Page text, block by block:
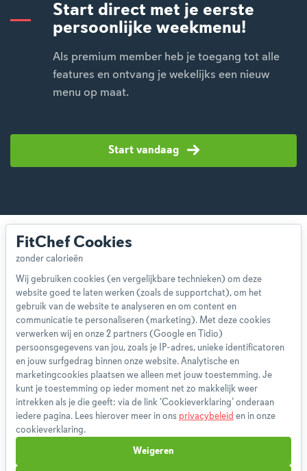
Start direct met je eerste
persoonlijke weekmenu!
Als premium member heb je toegang tot alle
features en ontvang je wekelijks een nieuw
menu op maat.
Start vandaag
Over ons
Team
App
Blog
Disclaimer
Gebruikersvoorwaarden
Methodologie
Privacybeleid
Cookieverklaring
Betaalmethoden
FitChef Cookies
Wij gebruiken cookies (en vergelijkbare technieken) om deze
website goed te laten werken (zoals de supportchat), om het
gebruik van de website te analyseren en om content en
communicatie te personaliseren (marketing). Met deze cookies
verwerken wij en onze 2 partners (Google en Tidio)
persoonsgegevens van jou, zoals je IP-adres, unieke identificatoren
en jouw surfgedrag binnen onze website. Analytische en
marketingcookies plaatsen we alleen met jouw toestemming. Je
kunt je toestemming op ieder moment net zo makkelijk weer
intrekken als je die geeft: via de link ‘Cookieverklaring’ onderaan
iedere pagina. Lees hierover meer in ons privacybeleid en in onze
cookieverklaring.
Weigeren